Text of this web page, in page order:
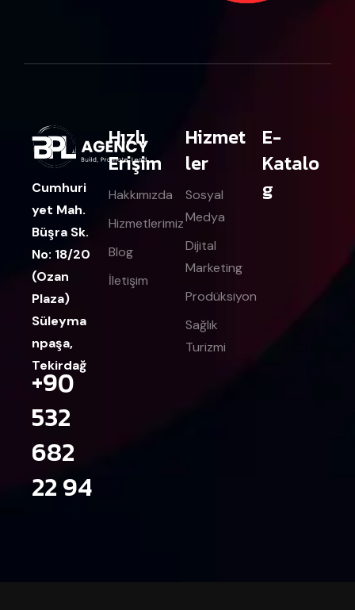
Cumhuri
yet Mah.
Büşra Sk.
No: 18/20
(Ozan
Plaza)
Süleyma
npaşa,
Tekirdağ
+90
532
682
22 94
Hızlı
Erişim
Hakkımızda
Hizmetlerimiz
Blog
İletişim
Hizmet
ler
Sosyal
Medya
Dijital
Marketing
Prodüksiyon
Sağlık
Turizmi
E-
Katalo
g